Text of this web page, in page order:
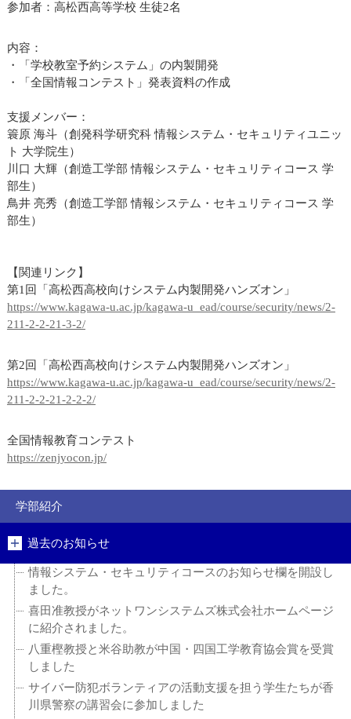
参加者：高松西高等学校 生徒2名
内容：
・「学校教室予約システム」の内製開発
・「全国情報コンテスト」発表資料の作成
支援メンバー：
簑原 海斗（創発科学研究科 情報システム・セキュリティユニッ
ト 大学院生）
川口 大輝（創造工学部 情報システム・セキュリティコース 学
部生）
鳥井 亮秀（創造工学部 情報システム・セキュリティコース 学
部生）
【関連リンク】
第1回「高松西高校向けシステム内製開発ハンズオン」
https://www.kagawa-u.ac.jp/kagawa-u_ead/course/security/news/2-
211-2-2-21-3-2/
第2回「高松西高校向けシステム内製開発ハンズオン」
https://www.kagawa-u.ac.jp/kagawa-u_ead/course/security/news/2-
211-2-2-21-2-2-2/
全国情報教育コンテスト
https://zenjyocon.jp/
学部紹介
過去のお知らせ
情報システム・セキュリティコースのお知らせ欄を開設し
ました。
喜田准教授がネットワンシステムズ株式会社ホームページ
に紹介されました。
八重樫教授と米谷助教が中国・四国工学教育協会賞を受賞
しました
サイバー防犯ボランティアの活動支援を担う学生たちが香
川県警察の講習会に参加しました